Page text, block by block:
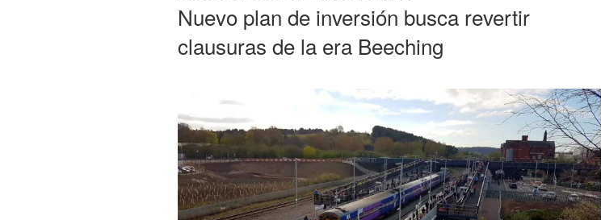
Nuevo plan de inversión busca revertir
clausuras de la era Beeching